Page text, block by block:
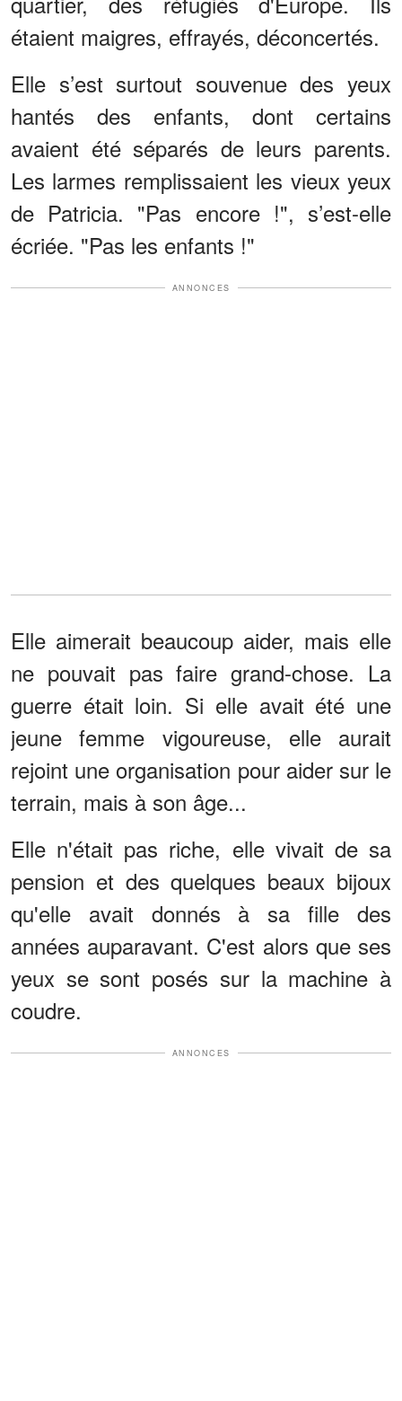
étaient maigres, effrayés, déconcertés.
Elle s’est surtout souvenue des yeux
hantés des enfants, dont certains
avaient été séparés de leurs parents.
Les larmes remplissaient les vieux yeux
de Patricia. "Pas encore !", s’est-elle
écriée. "Pas les enfants !"
ANNONCES
Elle aimerait beaucoup aider, mais elle
ne pouvait pas faire grand-chose. La
guerre était loin. Si elle avait été une
jeune femme vigoureuse, elle aurait
rejoint une organisation pour aider sur le
terrain, mais à son âge...
Elle n'était pas riche, elle vivait de sa
pension et des quelques beaux bijoux
qu'elle avait donnés à sa fille des
années auparavant. C'est alors que ses
yeux se sont posés sur la machine à
coudre.
ANNONCES